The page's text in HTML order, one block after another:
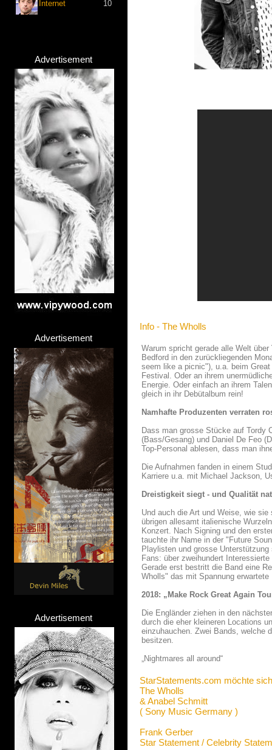
Internet 10
Advertisement
Advertisement
Advertisement
Info - The Wholls
Warum spricht gerade alle Welt über
Bedford in den zurückliegenden
seem like a picnic"), u.a. beim
Festival. Oder an ihrem
Energie. Oder einfach an ihrem
gleich in ihr Debütalbum rein!
Namhafte Produzenten verraten
Dass man grosse Stücke auf Tordy
(Bass/Gesang) und Daniel De Feo
Top-Personal ablesen, dass man
Die Aufnahmen fanden in einem
Karriere u.a. mit Michael Jackson,
Dreistigkeit siegt - und Qualität
Und auch die Art und Weise, wie
übrigen allesamt italienische
Konzert. Nach Signing und den
tauchte ihr Name in der "Future
Playlisten und grosse
Fans: über zweihundert
Gerade erst bestritt die Band eine
Wholls" das mit Spannung
2018: „Make Rock Great Again
Die Engländer ziehen in den
durch die eher kleineren Locations
einzuhauchen. Zwei Bands, welche
besitzen.
„Nightmares all around“
StarStatements.com möchte
The Wholls
& Anabel Schmitt
( Sony Music Germany )
Frank Gerber
Star Statement / Celebrity